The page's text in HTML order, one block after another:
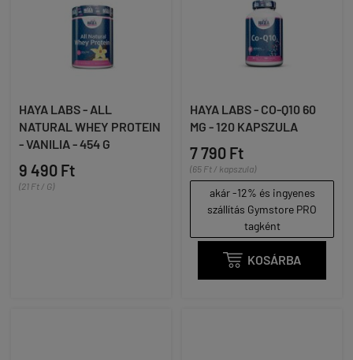
HAYA LABS - ALL
NATURAL WHEY PROTEIN
- VANILIA - 454 G
9 490 Ft
(21 Ft / G)
HAYA LABS - CO-Q10 60
MG - 120 KAPSZULA
7 790 Ft
(65 Ft / kapszula)
akár -12% és ingyenes
szállítás Gymstore PRO
tagként
 KOSÁRBA